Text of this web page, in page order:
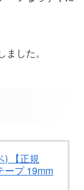
した。
) 【正規
ープ 19mm